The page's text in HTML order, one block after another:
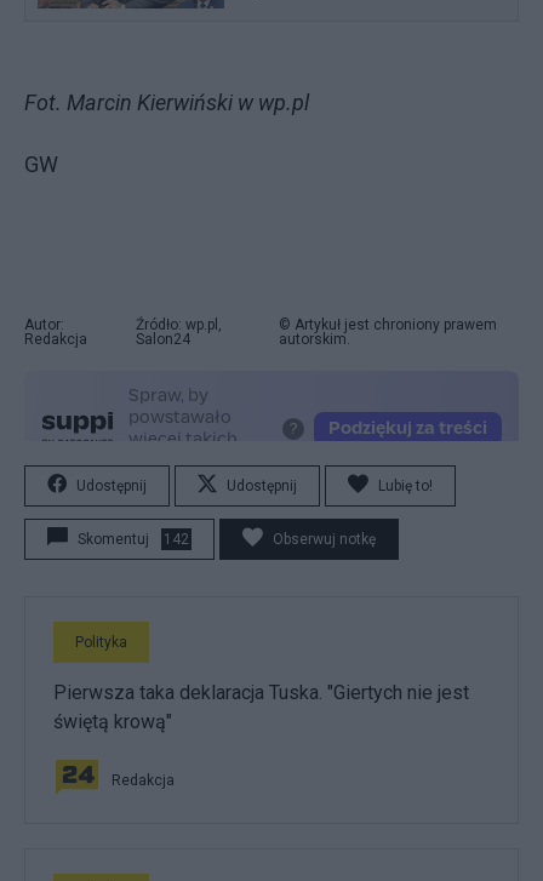
Fot. Marcin Kierwiński w wp.pl
GW
Autor:
Redakcja
Źródło: wp.pl,
Salon24
© Artykuł jest chroniony prawem
autorskim.
Udostępnij Udostępnij Lubię to!
Skomentuj 142 Obserwuj notkę
Polityka
Pierwsza taka deklaracja Tuska. "Giertych nie jest
świętą krową"
Redakcja